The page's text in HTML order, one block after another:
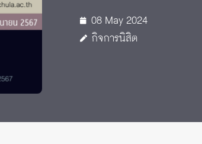
Intranet
08 May 2024
กิจการนิสิต